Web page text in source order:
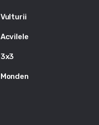
Vulturii
Acvilele
3x3
Monden